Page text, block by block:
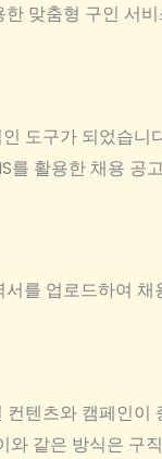
맞춤형 구인 서
도구가 되었습
를 활용한 채용
를 업로드하여
텐츠와 캠페인
같은 방식은